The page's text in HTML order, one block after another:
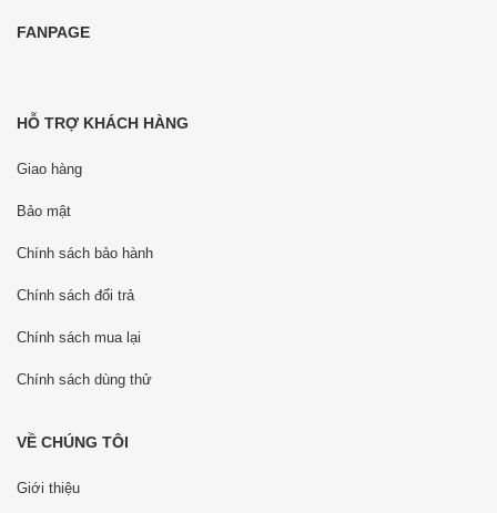
FANPAGE
HỖ TRỢ KHÁCH HÀNG
Giao hàng
Bảo mật
Chính sách bảo hành
Chính sách đổi trả
Chính sách mua lại
Chính sách dùng thử
VỀ CHÚNG TÔI
Giới thiệu